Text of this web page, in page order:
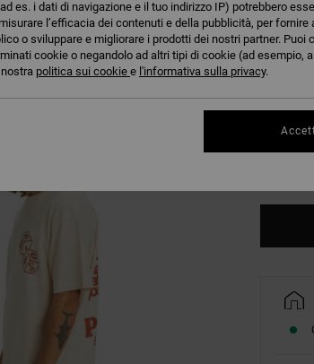
XS
es. i dati di navigazione e il tuo indirizzo IP) potrebbero
l’efficacia dei contenuti e della pubblicità, per fornire
o sviluppare e migliorare i prodotti dei nostri partner. Puoi
cookie o negandolo ad altri tipi di cookie (ad esempio,
politica sui cookie e l'informativa sulla privacy.